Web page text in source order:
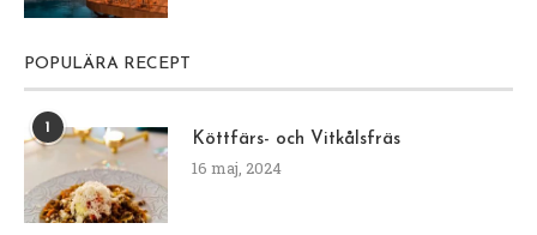
POPULÄRA RECEPT
1
Köttfärs- och Vitkålsfräs
16 maj, 2024